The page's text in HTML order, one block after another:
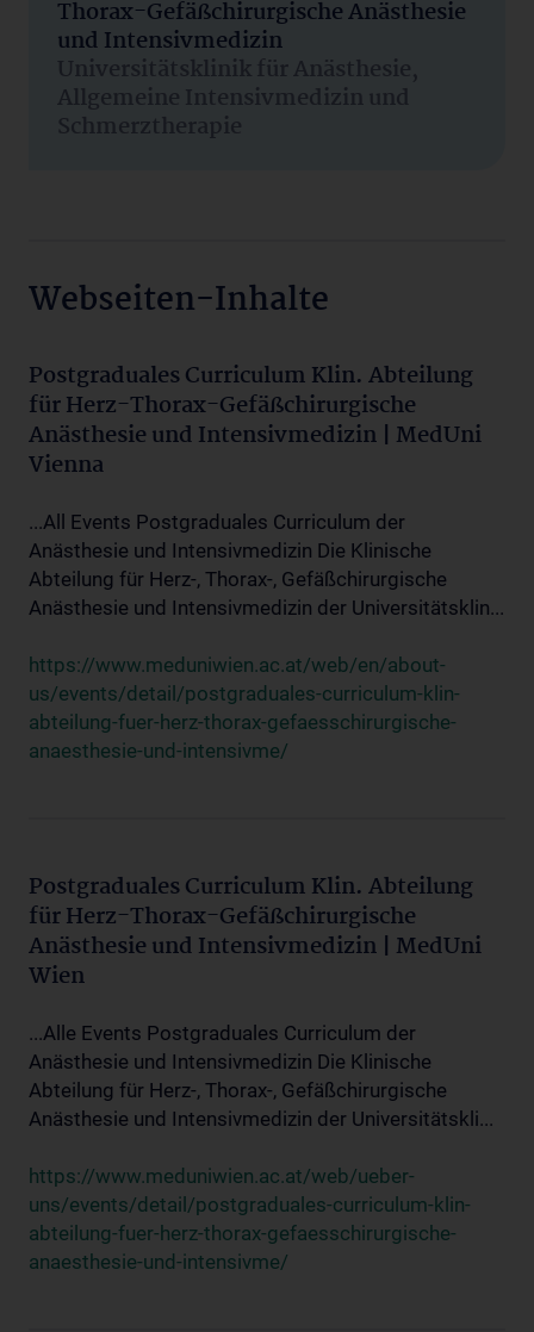
Thorax-Gefäßchirurgische Anästhesie
und Intensivmedizin
Universitätsklinik für Anästhesie,
Allgemeine Intensivmedizin und
Schmerztherapie
Webseiten-Inhalte
Postgraduales Curriculum Klin. Abteilung
für Herz-Thorax-Gefäßchirurgische
Anästhesie und Intensivmedizin | MedUni
Vienna
...All Events Postgraduales Curriculum der
Anästhesie und Intensivmedizin Die Klinische
Abteilung für Herz-, Thorax-, Gefäßchirurgische
Anästhesie und Intensivmedizin der Universitätsklin...
https://www.meduniwien.ac.at/web/en/about-
us/events/detail/postgraduales-curriculum-klin-
abteilung-fuer-herz-thorax-gefaesschirurgische-
anaesthesie-und-intensivme/
Postgraduales Curriculum Klin. Abteilung
für Herz-Thorax-Gefäßchirurgische
Anästhesie und Intensivmedizin | MedUni
Wien
...Alle Events Postgraduales Curriculum der
Anästhesie und Intensivmedizin Die Klinische
Abteilung für Herz-, Thorax-, Gefäßchirurgische
Anästhesie und Intensivmedizin der Universitätskli...
https://www.meduniwien.ac.at/web/ueber-
uns/events/detail/postgraduales-curriculum-klin-
abteilung-fuer-herz-thorax-gefaesschirurgische-
anaesthesie-und-intensivme/